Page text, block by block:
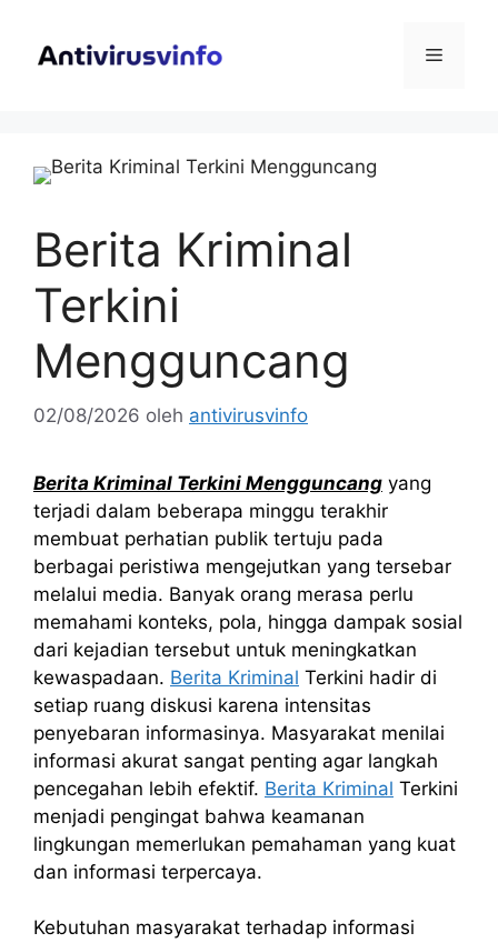
Menu
Berita Kriminal
Terkini
Mengguncang
02/08/2026 oleh antivirusvinfo
Berita Kriminal Terkini Mengguncang yang
terjadi dalam beberapa minggu terakhir
membuat perhatian publik tertuju pada
berbagai peristiwa mengejutkan yang tersebar
melalui media. Banyak orang merasa perlu
memahami konteks, pola, hingga dampak sosial
dari kejadian tersebut untuk meningkatkan
kewaspadaan. Berita Kriminal Terkini hadir di
setiap ruang diskusi karena intensitas
penyebaran informasinya. Masyarakat menilai
informasi akurat sangat penting agar langkah
pencegahan lebih efektif. Berita Kriminal Terkini
menjadi pengingat bahwa keamanan
lingkungan memerlukan pemahaman yang kuat
dan informasi terpercaya.
Kebutuhan masyarakat terhadap informasi